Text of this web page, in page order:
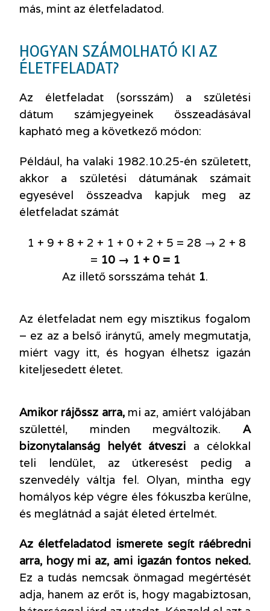
más, mint az életfeladatod.
HOGYAN SZÁMOLHATÓ KI AZ
ÉLETFELADAT?
Az életfeladat (sorsszám) a születési
dátum számjegyeinek összeadásával
kapható meg a következő módon:
Például, ha valaki 1982.10.25-én született,
akkor a születési dátumának számait
egyesével összeadva kapjuk meg az
életfeladat számát
1 + 9 + 8 + 2 + 1 + 0 + 2 + 5 = 28 → 2 + 8
= 10 → 1 + 0 = 1
Az illető sorsszáma tehát 1.
Az életfeladat nem egy misztikus fogalom
– ez az a belső iránytű, amely megmutatja,
miért vagy itt, és hogyan élhetsz igazán
kiteljesedett életet.
Amikor rájössz arra,mi az, amiért valójában
születtél, minden megváltozik. A
bizonytalanság helyét átveszi a célokkal
teli lendület, az útkeresést pedig a
szenvedély váltja fel. Olyan, mintha egy
homályos kép végre éles fókuszba kerülne,
és meglátnád a saját életed értelmét.
Az életfeladatod ismerete segít ráébredni
arra, hogy mi az, ami igazán fontos neked.
Ez a tudás nemcsak önmagad megértését
adja, hanem az erőt is, hogy magabiztosan,